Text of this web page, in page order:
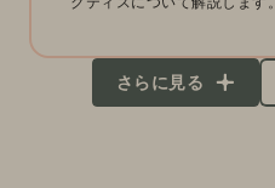
さらに見る